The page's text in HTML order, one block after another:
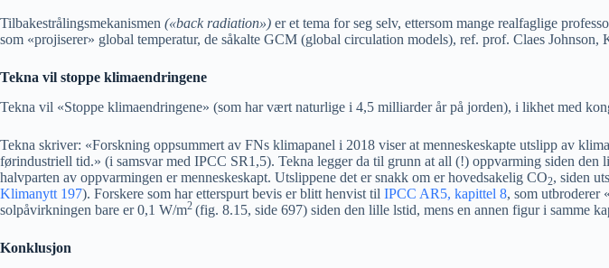
Tilbakestrålingsmekanismen («back radiation») er et tema for seg selv, ettersom mange realfaglige
som «projiserer» global temperatur, de såkalte GCM (global circulation models), ref. prof. Claes Johnson,
Tekna vil stoppe klimaendringene
Tekna vil «Stoppe klimaendringene» (som har vært naturlige i 4,5 milliarder år på jorden), i likhet med
Tekna skriver: «Forskning oppsummert av FNs klimapanel i 2018 viser at menneskeskapte utslipp av
førindustriell tid.» (i samsvar med IPCC SR1,5). Tekna legger da til grunn at all (!) oppvarming siden
halvparten av oppvarmingen er menneskeskapt. Utslippene det er snakk om er hovedsakelig CO2, siden
Klimanytt 197). Forskere som har etterspurt bevis er blitt henvist til IPCC AR5, kapittel 8, som utbroderer
solpåvirkningen bare er 0,1 W/m2 (fig. 8.15, side 697) siden den lille lstid, mens en annen figur i samme
Konklusjon